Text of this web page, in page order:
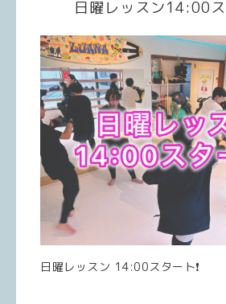
日曜レッスン14:00
日曜レッスン 14:00スタート❗️